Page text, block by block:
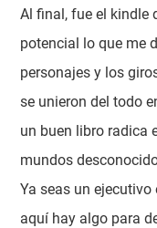
Al final, fue el kindle
potencial lo que me
personajes y los
se unieron del todo
un buen libro radica
mundos
Ya seas un
aquí hay algo para